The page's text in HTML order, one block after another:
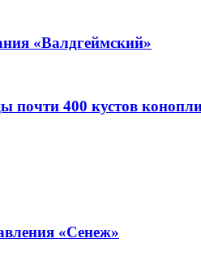
«Валдгеймский»
почти 400 кустов
«Сенеж»